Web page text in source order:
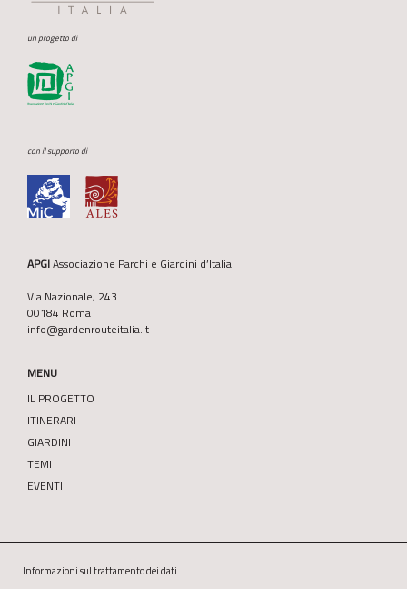
un progetto di
con il supporto di
APGIAssociazione Parchi e Giardini d’Italia
Via Nazionale, 243
00184 Roma
info@gardenrouteitalia.it
MENU
IL PROGETTO
ITINERARI
GIARDINI
TEMI
EVENTI
Informazioni sul trattamento dei dati